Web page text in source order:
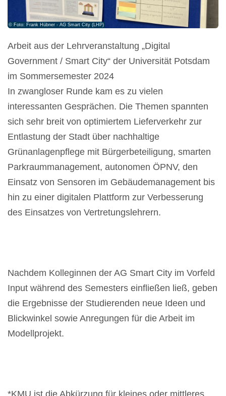
© Foto: Frank Hübner - AG Smart City (LHP)
Arbeit aus der Lehrveranstaltung „Digital
Government / Smart City“ der Universität Potsdam
im Sommersemester 2024
In zwangloser Runde kam es zu vielen
interessanten Gesprächen. Die Themen spannten
sich sehr breit von optimiertem Lieferverkehr zur
Entlastung der Stadt über nachhaltige
Grünanlagenpflege mit Bürgerbeteiligung, smarten
Parkraummanagement, autonomen ÖPNV, den
Einsatz von Sensoren im Gebäudemanagement bis
hin zu einer digitalen Plattform zur Verbesserung
des Einsatzes von Vertretungslehrern.
Nachdem Kolleginnen der AG Smart City im Vorfeld
Input während des Semesters einfließen ließ, geben
die Ergebnisse der Studierenden neue Ideen und
Blickwinkel sowie Anregungen für die Arbeit im
Modellprojekt.
*KMU ist die Abkürzung für kleines oder mittleres